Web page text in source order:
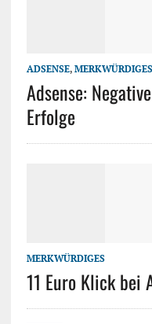
ADSENSE, MERKWÜRDIGES
Adsense:
Erfolge
MERKWÜRDIGES
11 Euro Klick bei